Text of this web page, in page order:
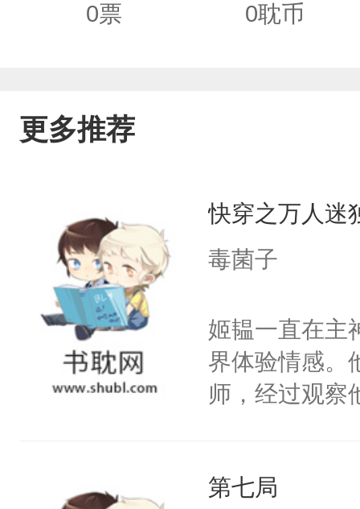
0票 0耽币
更多推荐
快穿之万人迷
毒菌子
姬韫一直在主
界体验情感。
师，经过观察
义，他决定参
第七局